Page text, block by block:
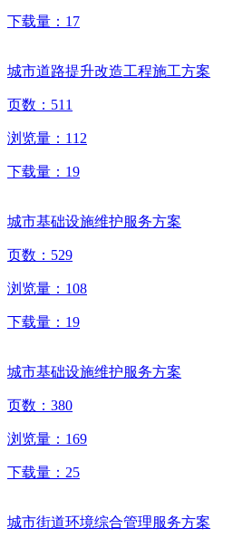
下载量： 17
城市道路提升改造工程施工方案
页数： 511
浏览量： 112
下载量： 19
城市基础设施维护服务方案
页数： 529
浏览量： 108
下载量： 19
城市基础设施维护服务方案
页数： 380
浏览量： 169
下载量： 25
城市街道环境综合管理服务方案